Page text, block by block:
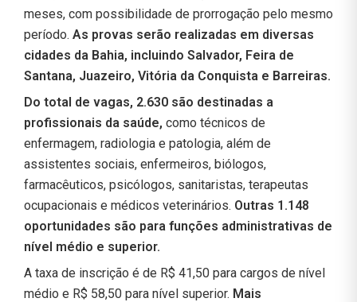
meses, com possibilidade de prorrogação pelo mesmo
período. As provas serão realizadas em diversas
cidades da Bahia, incluindo Salvador, Feira de
Santana, Juazeiro, Vitória da Conquista e Barreiras.
Do total de vagas, 2.630 são destinadas a
profissionais da saúde, como técnicos de
enfermagem, radiologia e patologia, além de
assistentes sociais, enfermeiros, biólogos,
farmacêuticos, psicólogos, sanitaristas, terapeutas
ocupacionais e médicos veterinários. Outras 1.148
oportunidades são para funções administrativas de
nível médio e superior.
A taxa de inscrição é de R$ 41,50 para cargos de nível
médio e R$ 58,50 para nível superior. Mais